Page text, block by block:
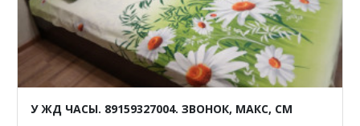
У ЖД ЧАСЫ. 89159327004. ЗВОНОК, МАКС, СМ